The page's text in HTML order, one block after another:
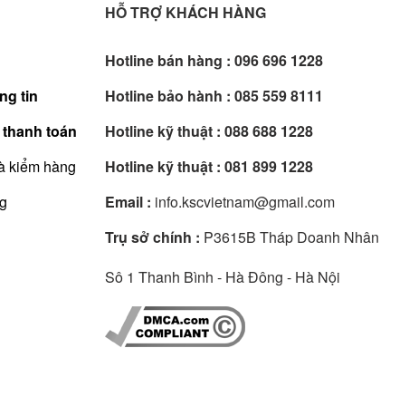
tin
toán
kiểm hàng
HỖ TRỢ KHÁCH HÀNG
Hotline bán hàng : 096 696 1228
Hotline bảo hành : 085 559 8111
Hotline kỹ thuật : 088 688 1228
Hotline kỹ thuật : 081 899 1228
Email : info.kscvietnam@gmail.com
Trụ sở chính : P3615B Tháp Doanh Nhân
Sô 1 Thanh Bình - Hà Đông - Hà Nội